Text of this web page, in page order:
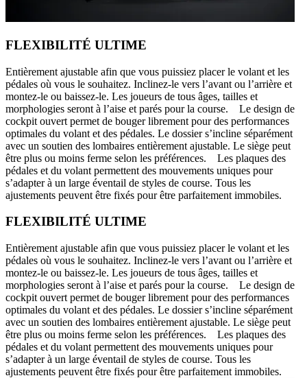
FLEXIBILITÉ ULTIME
Entièrement ajustable afin que vous puissiez placer le volant et les
pédales où vous le souhaitez. Inclinez-le vers l’avant ou l’arrière et
montez-le ou baissez-le. Les joueurs de tous âges, tailles et
morphologies seront à l’aise et parés pour la course. Le design de
cockpit ouvert permet de bouger librement pour des performances
optimales du volant et des pédales. Le dossier s’incline séparément
avec un soutien des lombaires entièrement ajustable. Le siège peut
être plus ou moins ferme selon les préférences. Les plaques des
pédales et du volant permettent des mouvements uniques pour
s’adapter à un large éventail de styles de course. Tous les
ajustements peuvent être fixés pour être parfaitement immobiles.
FLEXIBILITÉ ULTIME
Entièrement ajustable afin que vous puissiez placer le volant et les
pédales où vous le souhaitez. Inclinez-le vers l’avant ou l’arrière et
montez-le ou baissez-le. Les joueurs de tous âges, tailles et
morphologies seront à l’aise et parés pour la course. Le design de
cockpit ouvert permet de bouger librement pour des performances
optimales du volant et des pédales. Le dossier s’incline séparément
avec un soutien des lombaires entièrement ajustable. Le siège peut
être plus ou moins ferme selon les préférences. Les plaques des
pédales et du volant permettent des mouvements uniques pour
s’adapter à un large éventail de styles de course. Tous les
ajustements peuvent être fixés pour être parfaitement immobiles.